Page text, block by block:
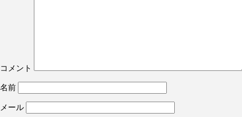
コメント
名前
メール